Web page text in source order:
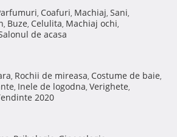
, Coafuri, Machiaj, Sani,
, Buze, Celulita, Machiaj ochi,
de acasa
, Rochii de mireasa, Costume de baie,
, Inele de logodna, Verighete,
2020